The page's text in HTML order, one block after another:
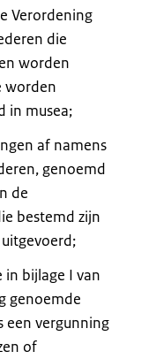
Verordening
die
worden
worden
in musea;
af namens
genoemd
de
bestemd zijn
bijlage I van
genoemde
een vergunning
of